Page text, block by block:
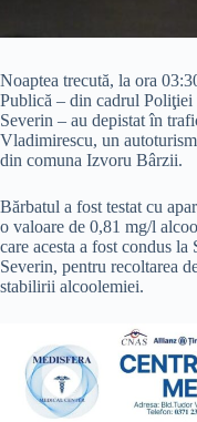
Noaptea trecută, la ora
Publică – din cadrul
Severin – au depistat în
Vladimirescu, un
din comuna Izvoru Bârzii.
Bărbatul a fost testat cu
o valoare de 0,81 mg/l
care acesta a fost condus
Severin, pentru recoltarea
stabilirii alcoolemiei.